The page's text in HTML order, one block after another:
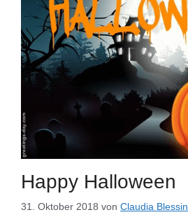
Happy Halloween
31. Oktober 2018 von Claudia Blessin